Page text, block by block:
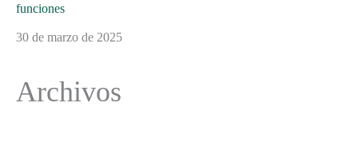
funciones
30 de marzo de 2025
Archivos